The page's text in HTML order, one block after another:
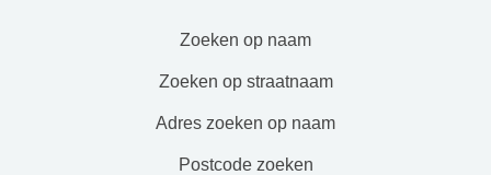
zoeken op naam
zoeken op straatnaam
adres zoeken op naam
postcode zoeken